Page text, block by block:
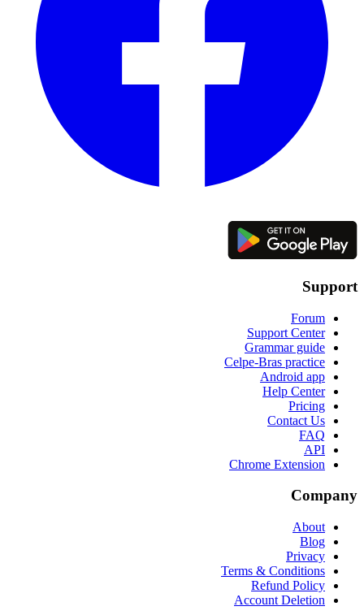
Support
Forum
Support Center
Grammar guide
Celpe-Bras practice
Android app
Help Center
Pricing
Contact Us
FAQ
API
Chrome Extension
Company
About
Blog
Privacy
Terms & Conditions
Refund Policy
Account Deletion